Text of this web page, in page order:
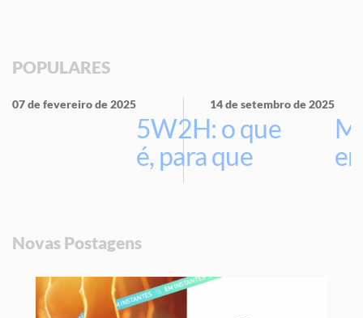
POPULARES
07 de fevereiro de 2025
5W2H: o que
é, para que
serve e por
sua empresa
14 de setembro de 2025
Novas Postagens